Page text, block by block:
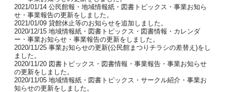
2021/01/14 公民館報・地域情報紙・図書トピックス・事業お知ら
せ・事業報告の更新をしました。
2021/01/09 貸館休止等のお知らせを追加しました。
2020/12/15 地域情報紙・図書トピックス・図書情報・カレンダ
ー・事業お知らせ・事業報告の更新をしました。
2020/11/25 事業お知らせの更新(公民館まつりチラシの差替え)をし
ました。
2020/11/20 図書トピックス・図書情報・事業報告・事業お知らせ
の更新をしました。
2020/11/05 地域情報紙・図書トピックス・サークル紹介・事業お
知らせの更新をしました。